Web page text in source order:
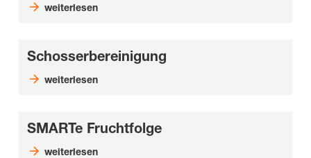
weiterlesen
Schosserbereinigung
weiterlesen
SMARTe Fruchtfolge
weiterlesen